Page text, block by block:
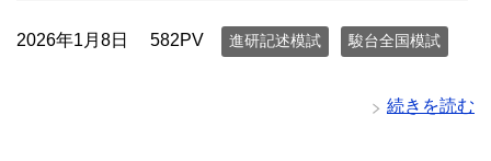
2026年1月8日 582PV 進研記述模試 駿台全国模試
続きを読む